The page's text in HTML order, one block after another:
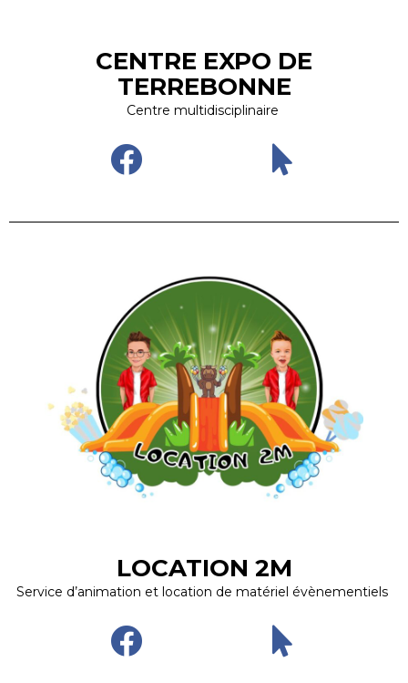
CENTRE EXPO DE
TERREBONNE
Centre multidisciplinaire
LOCATION 2M
Service d’animation et location de matériel évènementiels